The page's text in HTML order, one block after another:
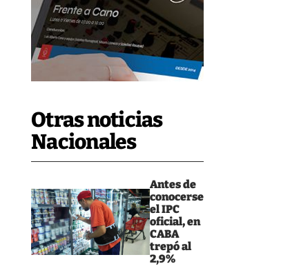
Otras noticias
Nacionales
Antes de
conocerse
el IPC
oficial, en
CABA
trepó al
2,9%